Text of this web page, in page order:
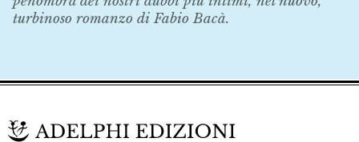
turbinoso romanzo di Fabio Bacà.